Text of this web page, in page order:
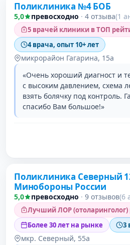
Поликлиника №4 БОБ
5,0 превосходно · 4 отзыва(1
5 врачей клиники в ТОП
4 врача, опыт 10+ лет
микрорайон Гагарина, 15а
«Очень хороший диагност и
с высоким давлением, схема
взять болячку под контроль.
спасибо Вам большое!»
Поликлиника Северный
Минобороны России
5,0 превосходно · 9 отзывов(6
Лучший ЛОР (отоларинголог)
Более 30 лет на рынке
3
мкр. Северный, 55а